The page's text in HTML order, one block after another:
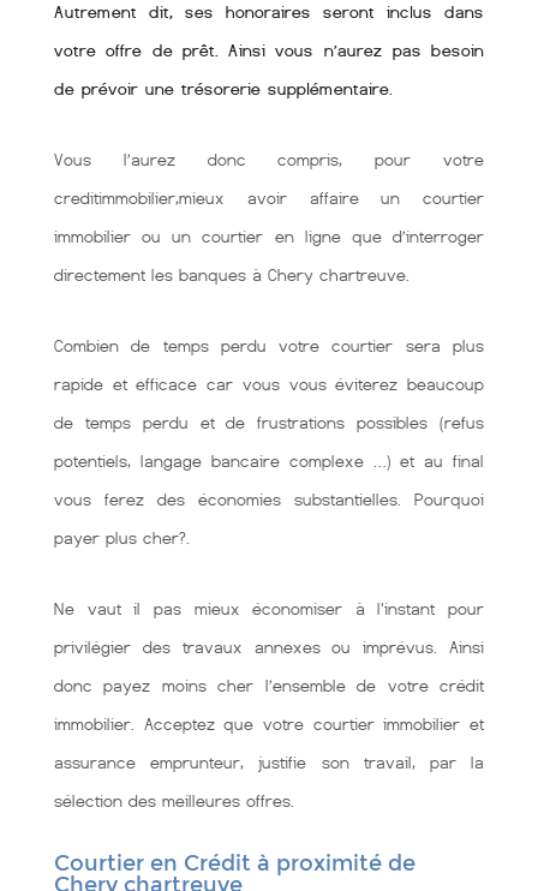
Autrement dit, ses honoraires seront inclus dans
votre offre de prêt. Ainsi vous n’aurez pas besoin
de prévoir une trésorerie supplémentaire.
Vous l’aurez donc compris, pour votre
creditimmobilier,mieux avoir affaire un courtier
immobilier ou un courtier en ligne que d’interroger
directement les banques à Chery chartreuve.
Combien de temps perdu votre courtier sera plus
rapide et efficace car vous vous éviterez beaucoup
de temps perdu et de frustrations possibles (refus
potentiels, langage bancaire complexe …) et au final
vous ferez des économies substantielles. Pourquoi
payer plus cher?.
Ne vaut il pas mieux économiser à l'instant pour
privilégier des travaux annexes ou imprévus. Ainsi
donc payez moins cher l’ensemble de votre crédit
immobilier. Acceptez que votre courtier immobilier et
assurance emprunteur, justifie son travail, par la
sélection des meilleures offres.
Courtier en Crédit à proximité de
Chery chartreuve